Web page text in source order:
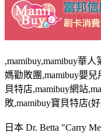
,mamibuy,mamibuy華
媽勸敗團,mamibuy嬰兒
貝特店,mamibuy網站
敗,mamibuy寶貝特店(
日本 Dr. Betta "Carry